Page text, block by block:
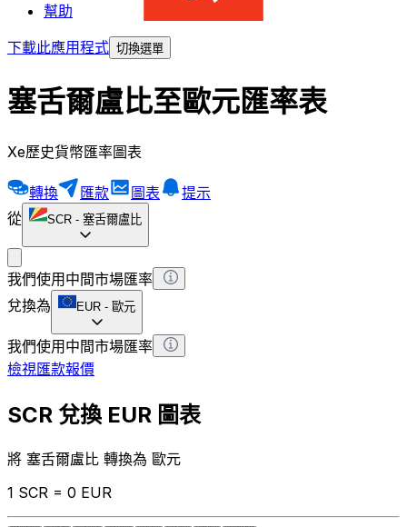
幫助
下載此應用程式 切換選單
塞舌爾盧比至歐元匯率表
Xe歷史貨幣匯率圖表
轉換 匯款 圖表
提示
從
SCR - 塞舌爾盧比
我們使用中間市場匯率
兌換為
EUR - 歐元
我們使用中間市場匯率
檢視匯款報價
SCR 兌換 EUR 圖表
將 塞舌爾盧比 轉換為 歐元
1 SCR = 0 EUR